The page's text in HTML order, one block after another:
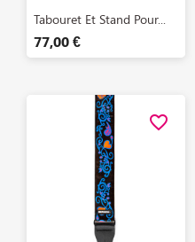
 Aperçu rapide
Tabouret Et Stand Pour...
77,00 €
favorite_border